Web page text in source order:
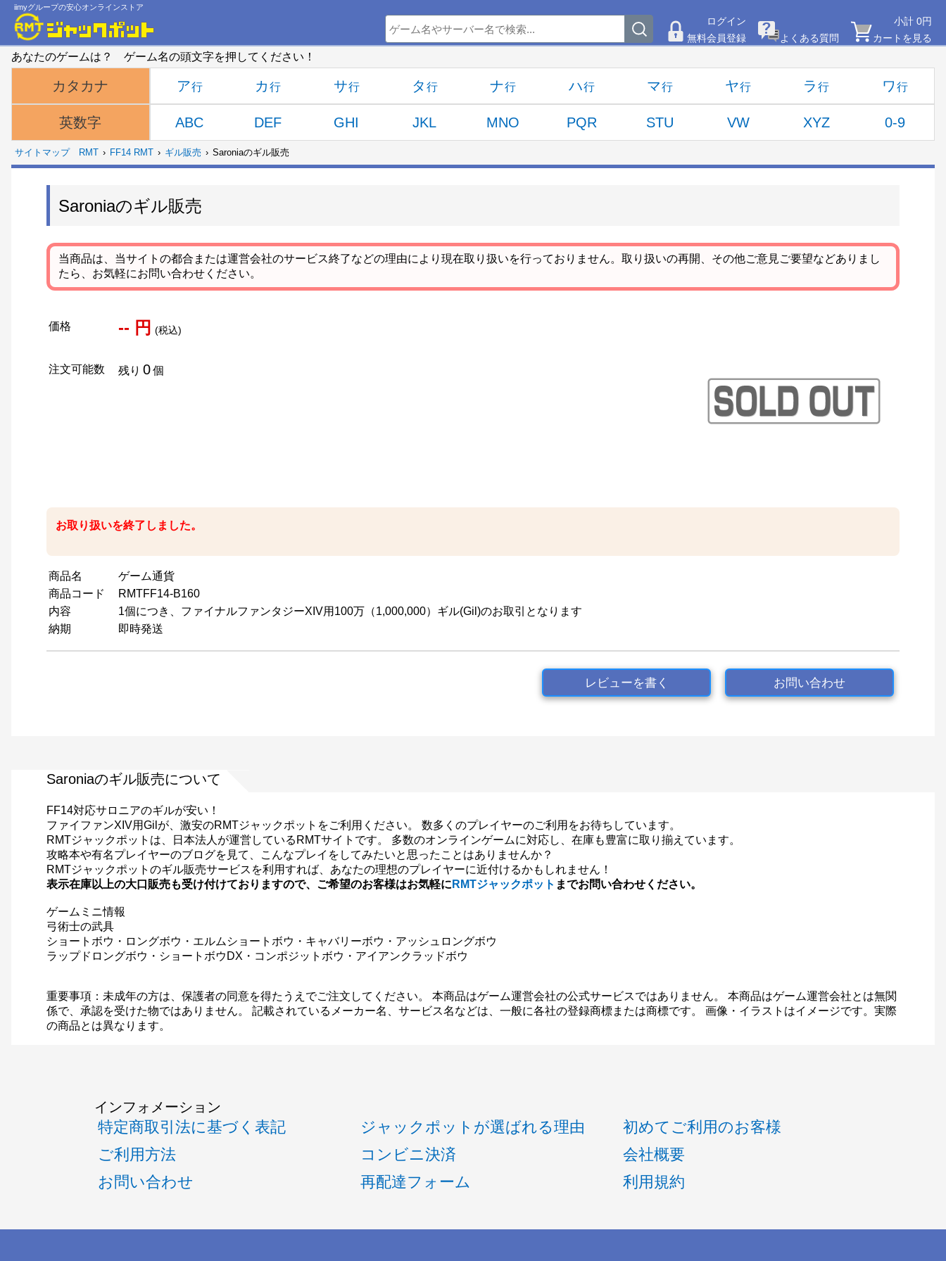
iimyグループの安心オンラインストア
ログイン
無料会員登録
よくある質問
小計 0円
カートを見る
あなたのゲームは？ ゲーム名の頭文字を押してください！
カタカナ
英数字
ア カ サ タ ナ ハ マ ヤ ラ ワ
ABC DEF GHI JKL MNO PQR STU VW XYZ 0-9
サイトマップ RMT FF14 RMT ギル販売 Saroniaのギル販売
Saroniaのギル販売
当商品は、当サイトの都合または運営会社のサービス終了などの理由により現在取り扱いを行っておりません。取り扱いの再開、その他ご意見ご要望などありまし
たら、お気軽にお問い合わせください。
価格 -- 円 (税込)
注文可能数 残り 0個
お取り扱いを終了しました。
商品名
ゲーム通貨
商品コード
RMTFF14-B160
内容
1個につき、ファイナルファンタジーXIV用100万（1,000,000）ギル(Gil)のお取引となります
納期
即時発送
レビューを書く お問い合わせ
Saroniaのギル販売について
FF14対応サロニアのギルが安い！
ファイファンXIV用Gilが、激安のRMTジャックポットをご利用ください。 数多くのプレイヤーのご利用をお待ちしています。
RMTジャックポットは、日本法人が運営しているRMTサイトです。 多数のオンラインゲームに対応し、在庫も豊富に取り揃えています。
攻略本や有名プレイヤーのブログを見て、こんなプレイをしてみたいと思ったことはありませんか？
RMTジャックポットのギル販売サービスを利用すれば、あなたの理想のプレイヤーに近付けるかもしれません！
表示在庫以上の大口販売も受け付けておりますので、ご希望のお客様はお気軽に RMTジャックポット までお問い合わせください。
ゲームミニ情報
弓術士の武具
ショートボウ・ロングボウ・エルムショートボウ・キャバリーボウ・アッシュロングボウ
ラップドロングボウ・ショートボウDX・コンポジットボウ・アイアンクラッドボウ
重要事項：未成年の方は、保護者の同意を得たうえでご注文してください。 本商品はゲーム運営会社の公式サービスではありません。 本商品はゲーム運営会社とは無関
係で、承認を受けた物ではありません。 記載されているメーカー名、サービス名などは、一般に各社の登録商標または商標です。 画像・イラストはイメージです。実際
の商品とは異なります。
インフォメーション
特定商取引法に基づく表記 ジャックポットが選ばれる理由
初めてご利用のお客様
ご利用方法
コンビニ決済
会社概要
お問い合わせ
再配達フォーム 利用規約